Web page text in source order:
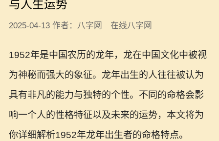
与人生运势
2025-04-13 作者：八字网 在线八字网
1952年是中国农历的龙年，龙在中国文化中被视
为神秘而强大的象征。龙年出生的人往往被认为
具有非凡的能力与独特的个性。不同的命格会影
响一个人的性格特征以及未来的运势，本文将为
你详细解析1952年龙年出生者的命格特点。